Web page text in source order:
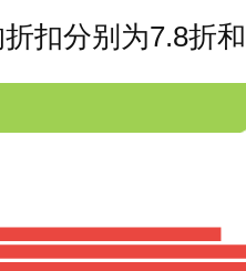
扣分别为7.8折